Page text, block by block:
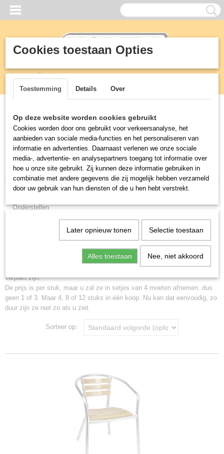
Inloggen Registreren
(0)
Home >Meubilair> Stoelen
Meubilair
Tafels
Stoelen
Tafelbladen
Onderstellen
Mooie stoelen voor op het terras of in uw zaak.
Bijna al deze stoelen verkopen wij per 4 omdat zij af fabriek ook per 4
verpakt zijn.
De prijs is per stuk, maar u zal ze in setjes van 4 moeten afnemen. dus
geen 1 of 3. Maar 4, 8 of 12 stuks in één koop. Nu kan dat eenvoudig, zo
duur zijn ze niet zo als u ziet.
Sorteer op:
Cookies toestaan Opties
Toestemming Details Over
Op deze website worden cookies gebruikt
Cookies worden door ons gebruikt voor verkeersanalyse, het
aanbieden van sociale media-functies en het personaliseren van
informatie en advertenties. Daarnaast verlenen we onze sociale
media-, advertentie- en analysepartners toegang tot informatie over
hoe u onze site gebruikt. Zij kunnen deze informatie gebruiken in
combinatie met andere gegevens die zij mogelijk hebben verzameld
door uw gebruik van hun diensten of die u hen hebt verstrekt.
Later opnieuw tonen Selectie toestaan
Alles toestaan Nee, niet akkoord